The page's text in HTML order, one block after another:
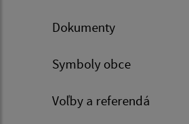
Dokumenty
Symboly obce
Voľby a referendá